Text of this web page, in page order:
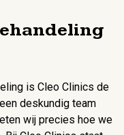
is Cleo Clinics de
deskundig team
wij precies hoe we